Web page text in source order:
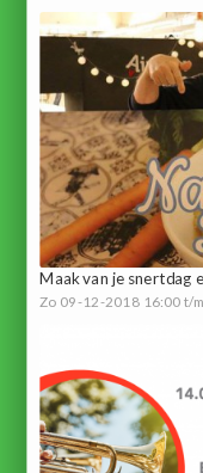
Maak van je snertdag
Zo 09-12-2018 16:00 t/